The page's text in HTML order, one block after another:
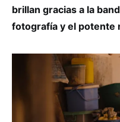
brillan gracias a la
fotografía y el potente